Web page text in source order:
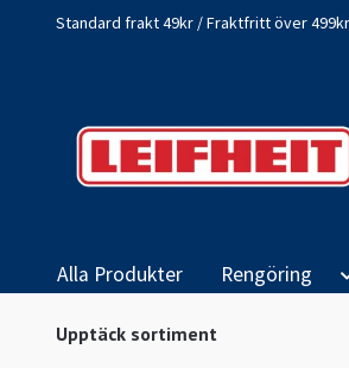
Standard frakt 49kr / Fraktfritt över
Alla Produkter Rengöring
Upptäck sortiment